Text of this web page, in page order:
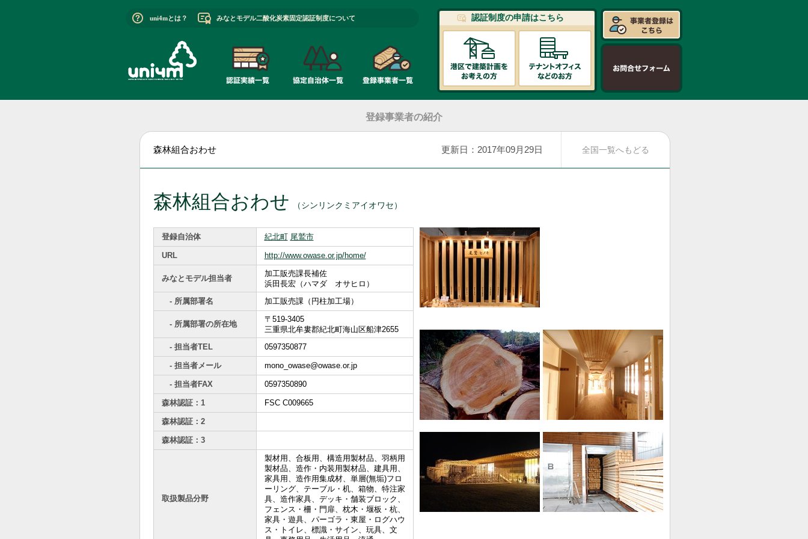
uni4mとは？ みなとモデル二酸化炭素固定認証制度について 認証制度の申請はこちら
登録事業者の紹介
森林組合おわせ 全国一覧へもどる
更新日：2017年09月29日
森林組合おわせ （シンリンクミアイオワセ）
登録自治体 紀北町 尾鷲市
URL http://www.owase.or.jp/home/
みなとモデル担当者
加工販売課長補佐
浜田長宏（ハマダ オサヒロ）
- 所属部署名
加工販売課（円柱加工場）
- 所属部署の所在地
〒519-3405
三重県北牟婁郡紀北町海山区船津2655
- 担当者TEL
0597350877
- 担当者メール mono_owase@owase.or.jp
- 担当者FAX 0597350890
森林認証：1 FSC C009665
森林認証：2
森林認証：3
取扱製品分野
製材用、合板用、構造用製材品、羽柄用
製材品、造作・内装用製材品、建具用、
家具用、造作用集成材、単層(無垢)フロ
ーリング、テーブル・机、箱物、特注家
具、造作家具、デッキ・舗装ブロック、
フェンス・柵・門扉、枕木・堰板・杭、
家具・遊具、パーゴラ・東屋・ログハウ
ス・トイレ、標識・サイン、玩具、文